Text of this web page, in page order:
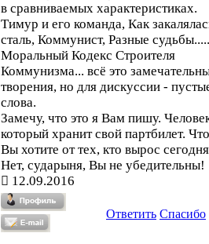
в сравниваемых характеристиках.
Тимур и его команда, Как
сталь, Коммунист, Разные судьбы.....
Моральный Кодекс Строителя
Коммунизма... всё это
творения, но для дискуссии -
слова.
Замечу, что это я Вам пишу.
который хранит свой партбилет.
Вы хотите от тех, кто вырос
Нет, сударыня, Вы не убедительны!
12.09.2016
Ответить Спасибо